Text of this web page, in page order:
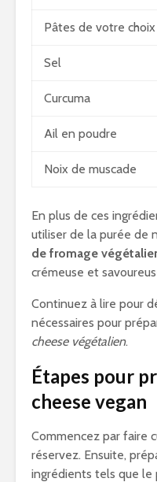
Pâtes de votre choix
Sel
Curcuma
Ail en poudre
Noix de muscade
En plus de ces
utiliser de la purée de
de fromage
crémeuse et
Continuez à lire pour
nécessaires pour
cheese végétalien.
Étapes pour
cheese vegan
Commencez par faire
réservez. Ensuite,
ingrédients tels que le